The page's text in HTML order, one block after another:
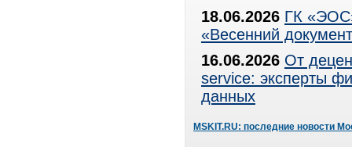
18.06.2026 ГК
«Весенний
16.06.2026 От
service: эксперты
данных
MSKIT.RU: последние новости